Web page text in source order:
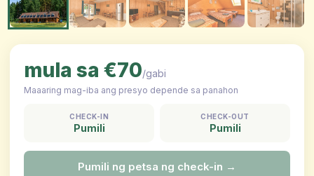
mula sa €70/gabi
Maaaring mag-iba ang presyo depende sa panahon
CHECK-IN
Pumili
CHECK-OUT
Pumili
Pumili ng petsa ng check-in →